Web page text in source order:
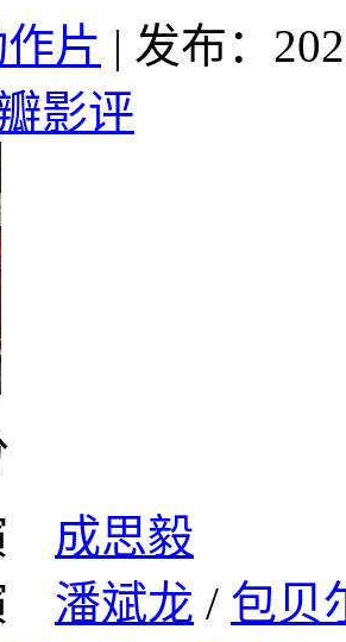
片 | 发布：
影评
成思毅
潘斌龙 / 包贝